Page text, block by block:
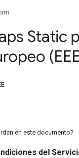
Static
en este documento?
del